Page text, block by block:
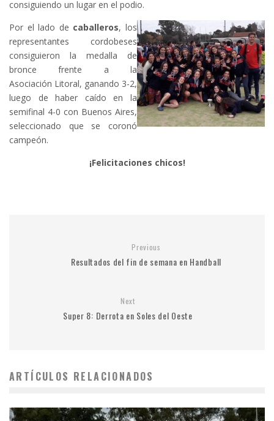
consiguiendo un lugar en el podio.
Por el lado de caballeros, los
representantes cordobeses
consiguieron la medalla de
bronce frente a la
Asociación Litoral, ganando 3-2,
luego de haber caído en la
semifinal 4-0 con Buenos Aires,
seleccionado que se coronó
campeón.
¡Felicitaciones chicos!
Previous
Resultados del fin de semana en Handball
Next
Super 8: Derrota en Soles del Oeste
ARTÍCULOS RELACIONADOS